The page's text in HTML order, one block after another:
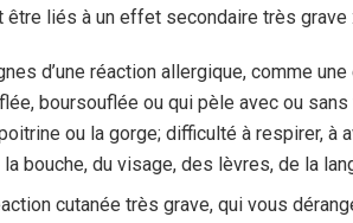
être liés à un effet secondaire très grave :
d’une réaction allergique, comme
boursouflée ou qui pèle avec ou
ou la gorge; difficulté à respirer, à
la bouche, du visage, des lèvres, de la
cutanée très grave, qui vous